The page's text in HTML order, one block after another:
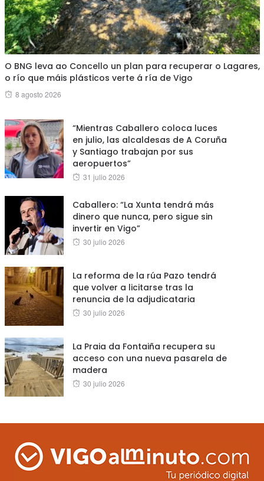
O BNG leva ao Concello un plan para recuperar o Lagares,
o río que máis plásticos verte á ría de Vigo
Posted
8 agosto 2026
“Mientras Caballero coloca luces
en julio, las alcaldesas de A Coruña
y Santiago trabajan por sus
aeropuertos”
Posted
31 julio 2026
Caballero: “La Xunta tendrá más
dinero que nunca, pero sigue sin
invertir en Vigo”
Posted
30 julio 2026
La reforma de la rúa Pazo tendrá
que volver a licitarse tras la
renuncia de la adjudicataria
Posted
30 julio 2026
La Praia da Fontaiña recupera su
acceso con una nueva pasarela de
madera
Posted
30 julio 2026